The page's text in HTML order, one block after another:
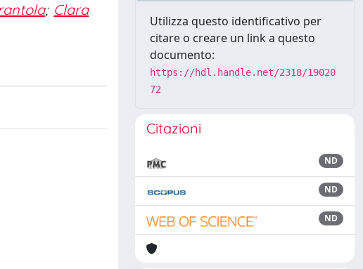
; Clara
Utilizza questo identificativo per
citare o creare un link a questo
documento:
https://hdl.handle.net/2318/19020
72
Citazioni
ND
ND
ND